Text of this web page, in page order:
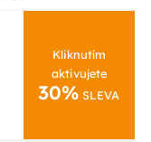
Kliknutím
aktivujete
30% SLEVA